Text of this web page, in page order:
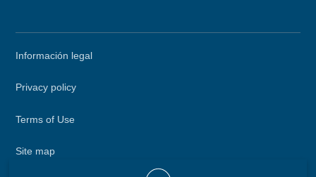
Información legal
Privacy policy
Terms of Use
Site map